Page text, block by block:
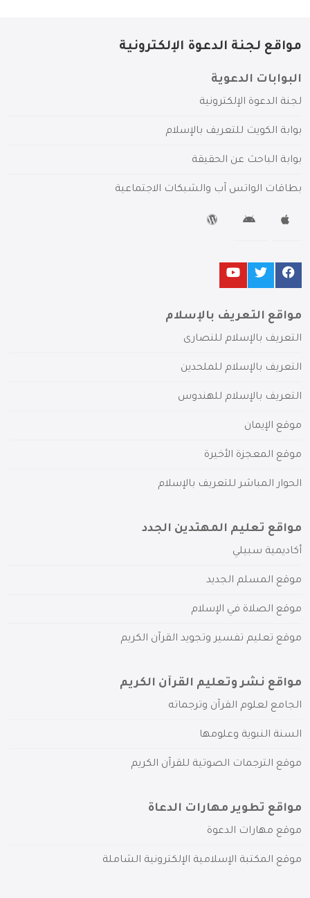
مواقع لجنة الدعوة الإلكترونية
البوابات الدعوية
لجنة الدعوة الإلكترونية
بوابة الكويت للتعريف بالإسلام
بوابة الباحث عن الحقيقة
بطاقات الواتس آب والشبكات الاجتماعية
مواقع التعريف بالإسلام
التعريف بالإسلام للنصارى
التعريف بالإسلام للملحدين
التعريف بالإسلام للهندوس
موقع الإيمان
موقع المعجزة الأخيرة
الحوار المباشر للتعريف بالإسلام
مواقع تعليم المهتدين الجدد
أكاديمية سبيلي
موقع المسلم الجديد
موقع الصلاة في الإسلام
موقع تعليم تفسير وتجويد القرآن الكريم
مواقع نشر وتعليم القرآن الكريم
الجامع لعلوم القرآن وترجماته
السنة النبوية وعلومها
موقع الترجمات الصوتية للقرآن الكريم
مواقع تطوير مهارات الدعاة
موقع مهارات الدعوة
موقع المكتبة الإسلامية الإلكترونية الشاملة